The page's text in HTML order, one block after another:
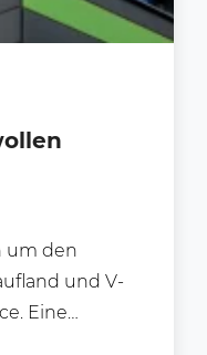
um den
und V-
Eine